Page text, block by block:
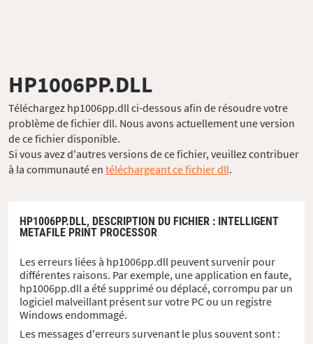
HP1006PP.DLL
Téléchargez hp1006pp.dll ci-dessous afin de résoudre votre
problème de fichier dll. Nous avons actuellement une version
de ce fichier disponible.
Si vous avez d'autres versions de ce fichier, veuillez contribuer
à la communauté en téléchargeant ce fichier dll.
HP1006PP.DLL, DESCRIPTION DU FICHIER : INTELLIGENT
METAFILE PRINT PROCESSOR
Les erreurs liées à hp1006pp.dll peuvent survenir pour
différentes raisons. Par exemple, une application en faute,
hp1006pp.dll a été supprimé ou déplacé, corrompu par un
logiciel malveillant présent sur votre PC ou un registre
Windows endommagé.
Les messages d'erreurs survenant le plus souvent sont :